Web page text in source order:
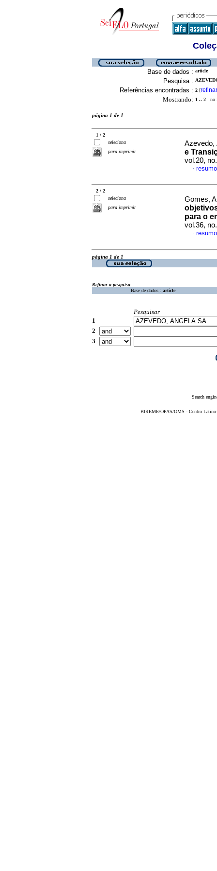
Base de dados : article
Pesquisa :
Referências encontradas : 2 [refinar
Mostrando: 1 .. 2 no
página 1 de 1
1 / 2
seleciona
para imprimir
Azevedo,
e
vol.20,
·
2 / 2
seleciona
para imprimir
Gomes,
para o
vol.36,
·
página 1 de 1
Refinar a pesquisa
Base de dados : article
Pesquisar
1
2
3
Search
BIREME/OPAS/OMS - Centro Latino-